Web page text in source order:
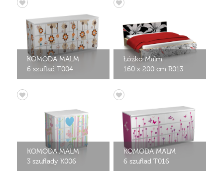
KOMODA MALM
6 szuflad T004
Łóżko Malm
160 x 200 cm R013
KOMODA MALM
3 szuflady K006
KOMODA MALM
6 szuflad T016